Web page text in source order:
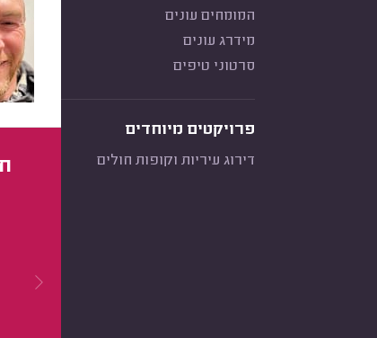
המומחים עונים
מידרג עונים
סרטוני טיפים
פרויקטים מיוחדים
דירוג עיריות וקופות חולים